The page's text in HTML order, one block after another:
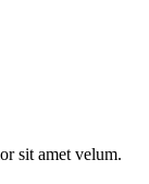
sit amet velum.